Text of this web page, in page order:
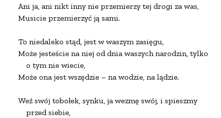
Ani ja, ani nikt inny nie przemierzy tej drogi za was,
Musicie przemierzyć ją sami.
To niedaleko stąd, jest w waszym zasięgu,
Może jesteście na niej od dnia waszych narodzin, tylko
    o tym nie wiecie,
Może ona jest wszędzie – na wodzie, na lądzie.
Weź swój tobołek, synku, ja wezmę swój, i spieszmy
    przed siebie,